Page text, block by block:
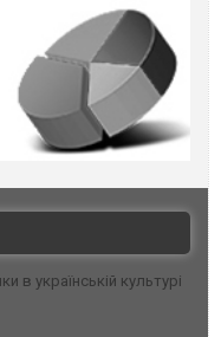
в українській культурі